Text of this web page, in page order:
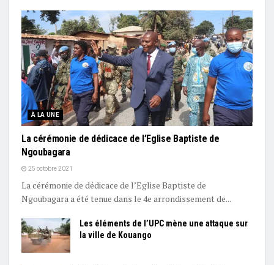
À LA UNE
La cérémonie de dédicace de l’Eglise Baptiste de
Ngoubagara
25 octobre 2021
La cérémonie de dédicace de l’Eglise Baptiste de
Ngoubagara a été tenue dans le 4e arrondissement de...
Les éléments de l’UPC mène une attaque sur
la ville de Kouango